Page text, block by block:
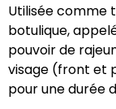
Utilisée comme
botulique,
pouvoir de
visage (front et
pour une durée